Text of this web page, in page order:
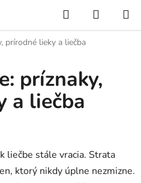
Hľadať
KOŠÍK
prírodné lieky a liečba
príznaky,
a liečba
liečbe stále vracia. Strata
ktorý nikdy úplne nezmizne.